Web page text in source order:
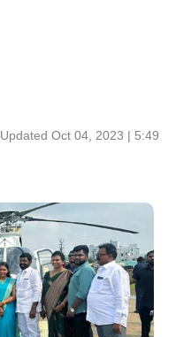
Updated Oct 04, 2023 | 5:49